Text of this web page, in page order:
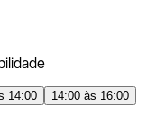
14:00
14:00 às 16:00